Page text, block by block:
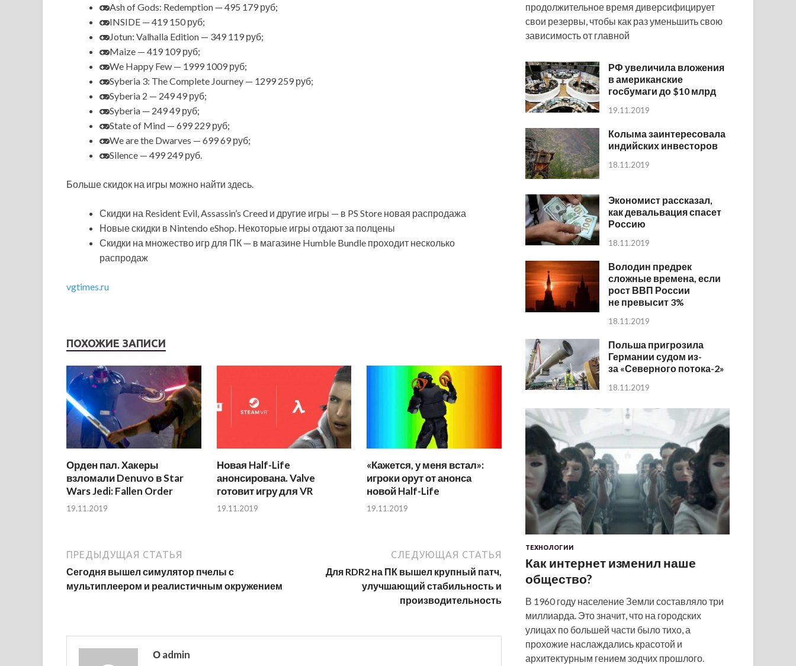
Ash of Gods: Redemption — 495 179 руб;
INSIDE — 419 150 руб;
Jotun: Valhalla Edition — 349 119 руб;
Maize — 419 109 руб;
We Happy Few — 1999 1009 руб;
Syberia 3: The Complete Journey — 1299 259 руб;
Syberia 2 — 249 49 руб;
Syberia — 249 49 руб;
State of Mind — 699 229 руб;
We are the Dwarves — 699 69 руб;
Silence — 499 249 руб.
Больше скидок на игры можно найти здесь.
Скидки на Resident Evil, Assassin’s Creed и другие игры — в PS Store новая распродажа
Новые скидки в Nintendo eShop. Некоторые игры отдают за полцены
Скидки на множество игр для ПК — в магазине Humble Bundle проходит несколько
распродаж
vgtimes.ru
ПОХОЖИЕ ЗАПИСИ
Орден пал. Хакеры
взломали Denuvo в Star
Wars Jedi: Fallen Order
19.11.2019
Новая Half-Life
анонсирована. Valve
готовит игру для VR
19.11.2019
«Кажется, у меня встал»:
игроки орут от анонса
новой Half-Life
19.11.2019
ПРЕДЫДУЩАЯ СТАТЬЯ
Сегодня вышел симулятор пчелы с
мультиплеером и реалистичным окружением
СЛЕДУЮЩАЯ СТАТЬЯ
Для RDR2 на ПК вышел крупный патч,
улучшающий стабильность и
производительность
О admin
продолжительное время диверсифицирует
свои резервы, чтобы как раз уменьшить свою
зависимость от главной
РФ увеличила вложения
в американские
госбумаги до $10 млрд
19.11.2019
Колыма заинтересовала
индийских инвесторов
18.11.2019
Экономист рассказал,
как девальвация спасет
Россию
18.11.2019
Володин предрек
сложные времена, если
рост ВВП России
не превысит 3%
18.11.2019
Польша пригрозила
Германии судом из-
за «Северного потока-2»
18.11.2019
ТЕХНОЛОГИИ
Как интернет изменил наше
общество?
В 1960 году население Земли составляло три
миллиарда. Это значит, что на городских
улицах по большей части было тихо, а
прохожие наслаждались красотой и
архитектурным гением зодчих прошлого.